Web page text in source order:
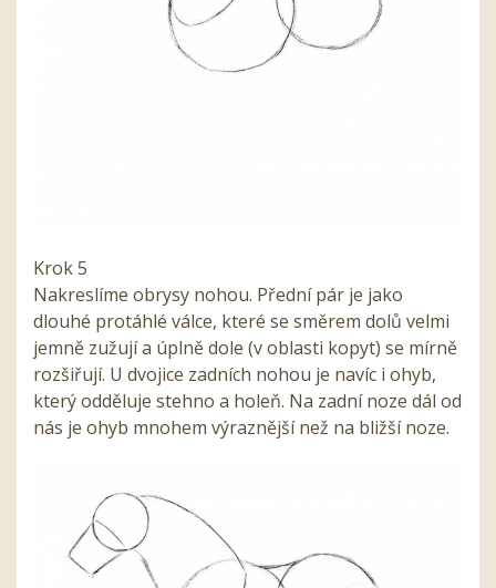
Krok 5
Nakreslíme obrysy nohou. Přední pár je jako
dlouhé protáhlé válce, které se směrem dolů velmi
jemně zužují a úplně dole (v oblasti kopyt) se mírně
rozšiřují. U dvojice zadních nohou je navíc i ohyb,
který odděluje stehno a holeň. Na zadní noze dál od
nás je ohyb mnohem výraznější než na bližší noze.